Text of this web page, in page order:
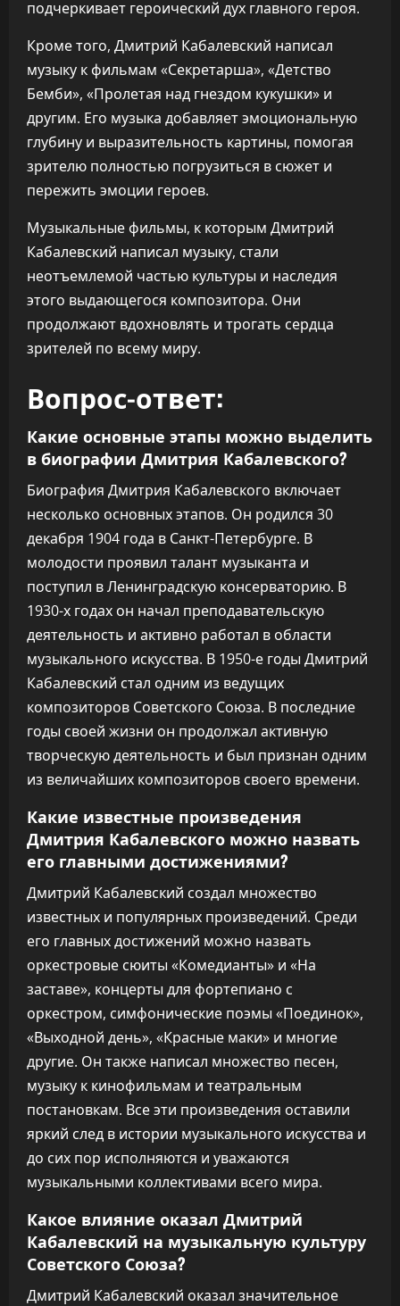
подчеркивает героический дух главного героя.
Кроме того, Дмитрий Кабалевский написал
музыку к фильмам «Секретарша», «Детство
Бемби», «Пролетая над гнездом кукушки» и
другим. Его музыка добавляет эмоциональную
глубину и выразительность картины, помогая
зрителю полностью погрузиться в сюжет и
пережить эмоции героев.
Музыкальные фильмы, к которым Дмитрий
Кабалевский написал музыку, стали
неотъемлемой частью культуры и наследия
этого выдающегося композитора. Они
продолжают вдохновлять и трогать сердца
зрителей по всему миру.
Вопрос-ответ:
Какие основные этапы можно выделить
в биографии Дмитрия Кабалевского?
Биография Дмитрия Кабалевского включает
несколько основных этапов. Он родился 30
декабря 1904 года в Санкт-Петербурге. В
молодости проявил талант музыканта и
поступил в Ленинградскую консерваторию. В
1930-х годах он начал преподавательскую
деятельность и активно работал в области
музыкального искусства. В 1950-е годы Дмитрий
Кабалевский стал одним из ведущих
композиторов Советского Союза. В последние
годы своей жизни он продолжал активную
творческую деятельность и был признан одним
из величайших композиторов своего времени.
Какие известные произведения
Дмитрия Кабалевского можно назвать
его главными достижениями?
Дмитрий Кабалевский создал множество
известных и популярных произведений. Среди
его главных достижений можно назвать
оркестровые сюиты «Комедианты» и «На
заставе», концерты для фортепиано с
оркестром, симфонические поэмы «Поединок»,
«Выходной день», «Красные маки» и многие
другие. Он также написал множество песен,
музыку к кинофильмам и театральным
постановкам. Все эти произведения оставили
яркий след в истории музыкального искусства и
до сих пор исполняются и уважаются
музыкальными коллективами всего мира.
Какое влияние оказал Дмитрий
Кабалевский на музыкальную культуру
Советского Союза?
Дмитрий Кабалевский оказал значительное